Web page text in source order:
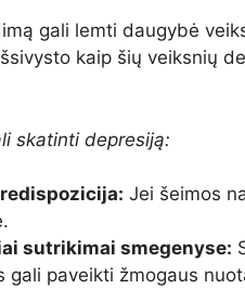
gali lemti daugybė
kaip šių veiksnių
skatinti depresiją:
Jei šeimos
sutrikimai smegenyse:
gali paveikti žmogaus